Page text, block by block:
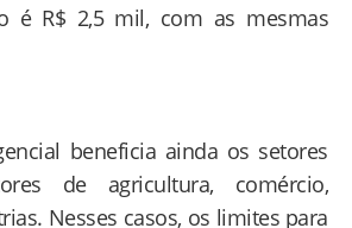
é R$ 2,5 mil, com as mesmas
beneficia ainda os setores
de agricultura, comércio,
Nesses casos, os limites para